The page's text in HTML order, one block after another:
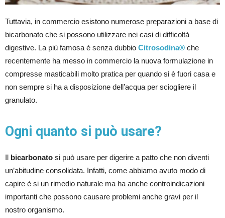
Tuttavia, in commercio esistono numerose preparazioni a base di
bicarbonato che si possono utilizzare nei casi di difficoltà
digestive. La più famosa è senza dubbio Citrosodina® che
recentemente ha messo in commercio la nuova formulazione in
compresse masticabili molto pratica per quando si è fuori casa e
non sempre si ha a disposizione dell’acqua per sciogliere il
granulato.
Ogni quanto si può usare?
Il bicarbonato si può usare per digerire a patto che non diventi
un’abitudine consolidata. Infatti, come abbiamo avuto modo di
capire è si un rimedio naturale ma ha anche controindicazioni
importanti che possono causare problemi anche gravi per il
nostro organismo.